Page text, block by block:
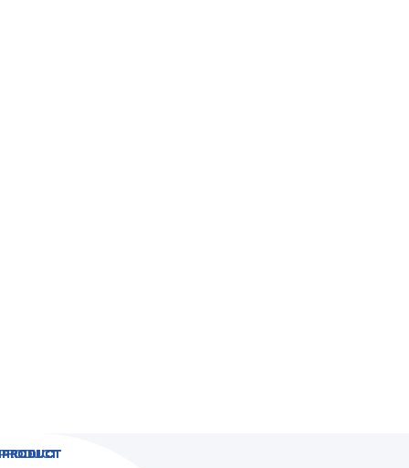
PRODUCT
PRODUCT
PRODUCT
PRODUCT